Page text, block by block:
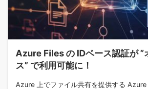
Azure Files の IDベース認証が ”
ス” で利用可能に！
Azure 上でファイル共有を提供する